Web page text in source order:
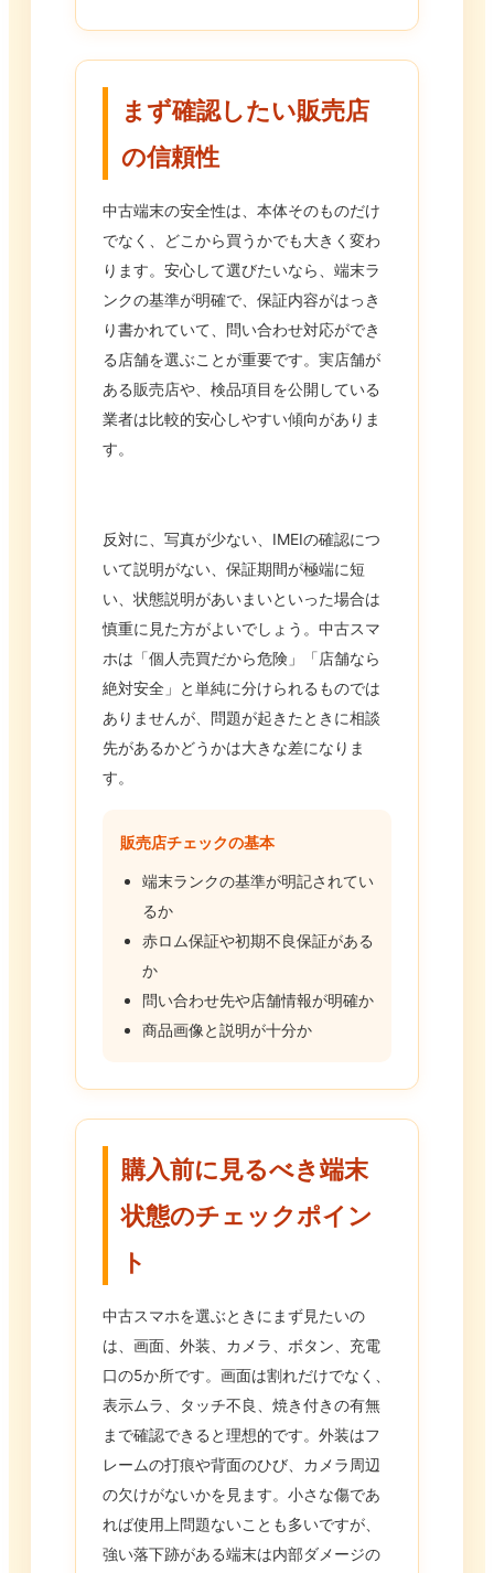
まず確認したい販売店
の信頼性
中古端末の安全性は、本体そのものだけ
でなく、どこから買うかでも大きく変わ
ります。安心して選びたいなら、端末ラ
ンクの基準が明確で、保証内容がはっき
り書かれていて、問い合わせ対応ができ
る店舗を選ぶことが重要です。実店舗が
ある販売店や、検品項目を公開している
業者は比較的安心しやすい傾向がありま
す。
反対に、写真が少ない、IMEIの確認につ
いて説明がない、保証期間が極端に短
い、状態説明があいまいといった場合は
慎重に見た方がよいでしょう。中古スマ
ホは「個人売買だから危険」「店舗なら
絶対安全」と単純に分けられるものでは
ありませんが、問題が起きたときに相談
先があるかどうかは大きな差になりま
す。
販売店チェックの基本
端末ランクの基準が明記されてい
るか
赤ロム保証や初期不良保証がある
か
問い合わせ先や店舗情報が明確か
商品画像と説明が十分か
購入前に見るべき端末
状態のチェックポイン
ト
中古スマホを選ぶときにまず見たいの
は、画面、外装、カメラ、ボタン、充電
口の5か所です。画面は割れだけでなく、
表示ムラ、タッチ不良、焼き付きの有無
まで確認できると理想的です。外装はフ
レームの打痕や背面のひび、カメラ周辺
の欠けがないかを見ます。小さな傷であ
れば使用上問題ないことも多いですが、
強い落下跡がある端末は内部ダメージの